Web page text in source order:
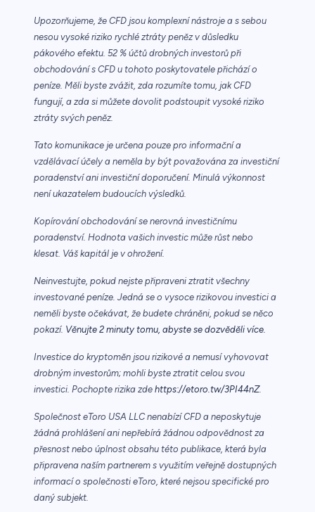
Upozorňujeme, že CFD jsou komplexní nástroje a s sebou
nesou vysoké riziko rychlé ztráty peněz v důsledku
pákového efektu. 52 % účtů drobných investorů při
obchodování s CFD u tohoto poskytovatele přichází o
peníze. Měli byste zvážit, zda rozumíte tomu, jak CFD
fungují, a zda si můžete dovolit podstoupit vysoké riziko
ztráty svých peněz.
Tato komunikace je určena pouze pro informační a
vzdělávací účely a neměla by být považována za investiční
poradenství ani investiční doporučení. Minulá výkonnost
není ukazatelem budoucích výsledků.
Kopírování obchodování se nerovná investičnímu
poradenství. Hodnota vašich investic může růst nebo
klesat. Váš kapitál je v ohrožení.
Neinvestujte, pokud nejste připraveni ztratit všechny
investované peníze. Jedná se o vysoce rizikovou investici a
neměli byste očekávat, že budete chráněni, pokud se něco
pokazí. Věnujte 2 minuty tomu, abyste se dozvěděli více.
Investice do kryptoměn jsou rizikové a nemusí vyhovovat
drobným investorům; mohli byste ztratit celou svou
investici. Pochopte rizika zde https://etoro.tw/3PI44nZ.
Společnost eToro USA LLC nenabízí CFD a neposkytuje
žádná prohlášení ani nepřebírá žádnou odpovědnost za
přesnost nebo úplnost obsahu této publikace, která byla
připravena naším partnerem s využitím veřejně dostupných
informací o společnosti eToro, které nejsou specifické pro
daný subjekt.